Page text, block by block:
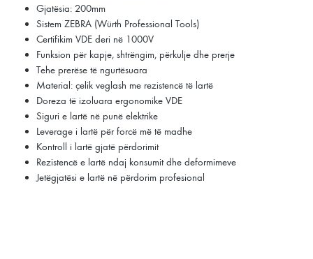
Gjatësia: 200mm
Sistem ZEBRA (Würth Professional Tools)
Certifikim VDE deri në 1000V
Funksion për kapje, shtrëngim, përkulje dhe prerje
Tehe prerëse të ngurtësuara
Material: çelik veglash me rezistencë të lartë
Doreza të izoluara ergonomike VDE
Siguri e lartë në punë elektrike
Leverage i lartë për forcë më të madhe
Kontroll i lartë gjatë përdorimit
Rezistencë e lartë ndaj konsumit dhe deformimeve
Jetëgjatësi e lartë në përdorim profesional